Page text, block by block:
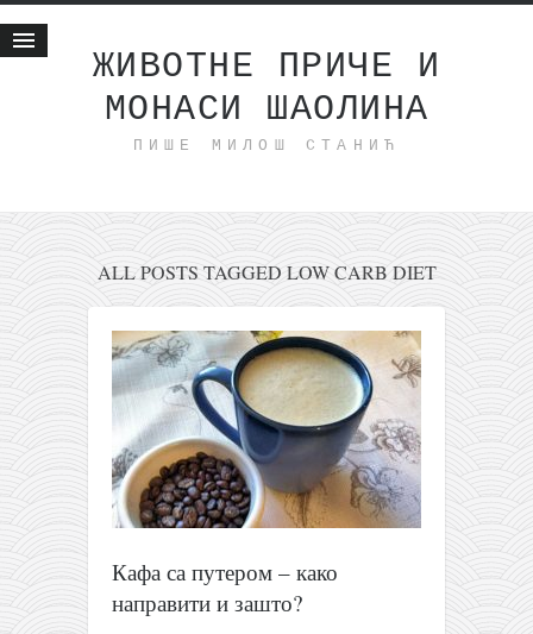
ЖИВОТНЕ ПРИЧЕ И
МОНАСИ ШАОЛИНА
ПИШЕ МИЛОШ СТАНИЋ
Животне приче
интернет пословање
исхраном до здравља
мој хаику
моменти и места
бонус садржај
светлопис
законоправило
духовни отац
забрањена историја
ћирилица
ALL POSTS TAGGED LOW CARB DIET
Кафа са путером – како
направити и зашто?